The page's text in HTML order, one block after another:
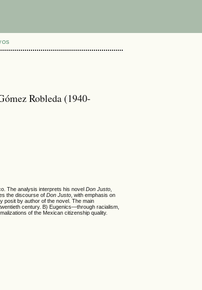
Robleda (1940-
The analysis interprets his novelDon Justo,
the discourse ofDon Justo, with emphasis on
posit by author of the novel. The main
century. B) Eugenics—through racialism,
of the Mexican citizenship quality.